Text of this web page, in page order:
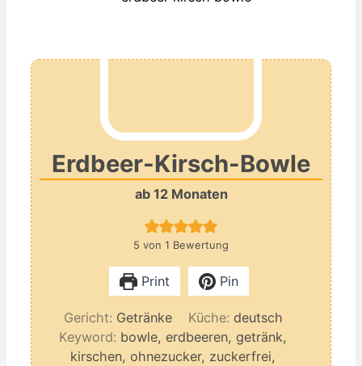
Erdbeer-Kirsch-Bowle
ab 12 Monaten
5 von 1 Bewertung
Print Pin
Gericht: Getränke Küche: deutsch
Keyword: bowle, erdbeeren, getränk,
kirschen, ohnezucker, zuckerfrei,